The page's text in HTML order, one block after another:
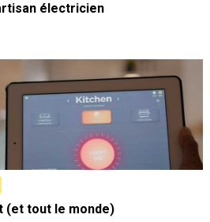
électricien
(et tout le monde)